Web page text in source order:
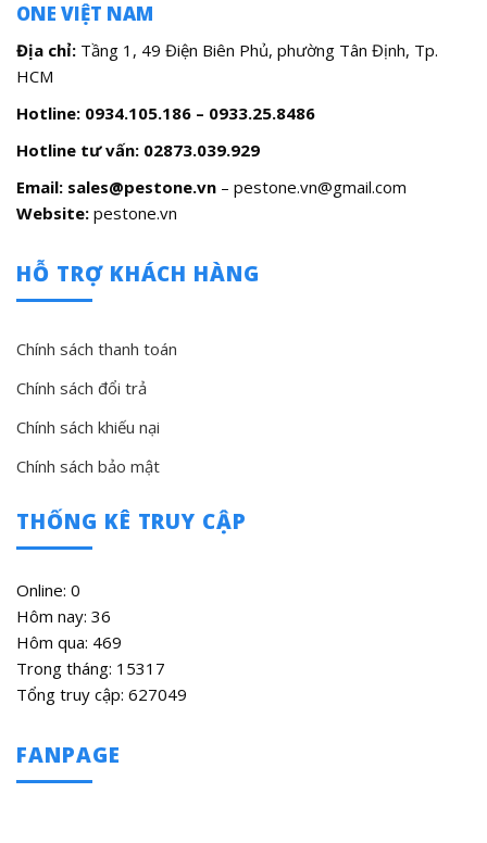
ONE VIỆT NAM
Địa chỉ: Tầng 1, 49 Điện Biên Phủ, phường Tân Định, Tp.
HCM
Hotline: 0934.105.186 – 0933.25.8486
Hotline tư vấn: 02873.039.929
Email: sales@pestone.vn – pestone.vn@gmail.com
Website: pestone.vn
HỖ TRỢ KHÁCH HÀNG
Chính sách thanh toán
Chính sách đổi trả
Chính sách khiếu nại
Chính sách bảo mật
THỐNG KÊ TRUY CẬP
Online: 0
Hôm nay: 36
Hôm qua: 469
Trong tháng: 15317
Tổng truy cập: 627049
FANPAGE